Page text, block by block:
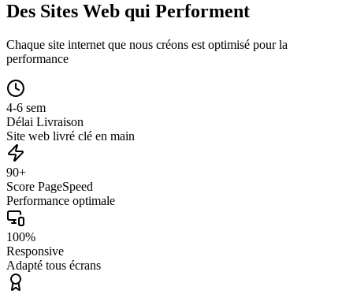
Des Sites Web qui Performent
Chaque site internet que nous créons est optimisé pour la
performance
4-6 sem
Délai Livraison
Site web livré clé en main
90+
Score PageSpeed
Performance optimale
100%
Responsive
Adapté tous écrans